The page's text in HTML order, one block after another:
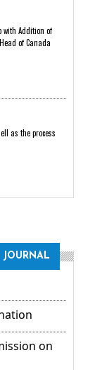
with Addition of
of Canada
as the process
on